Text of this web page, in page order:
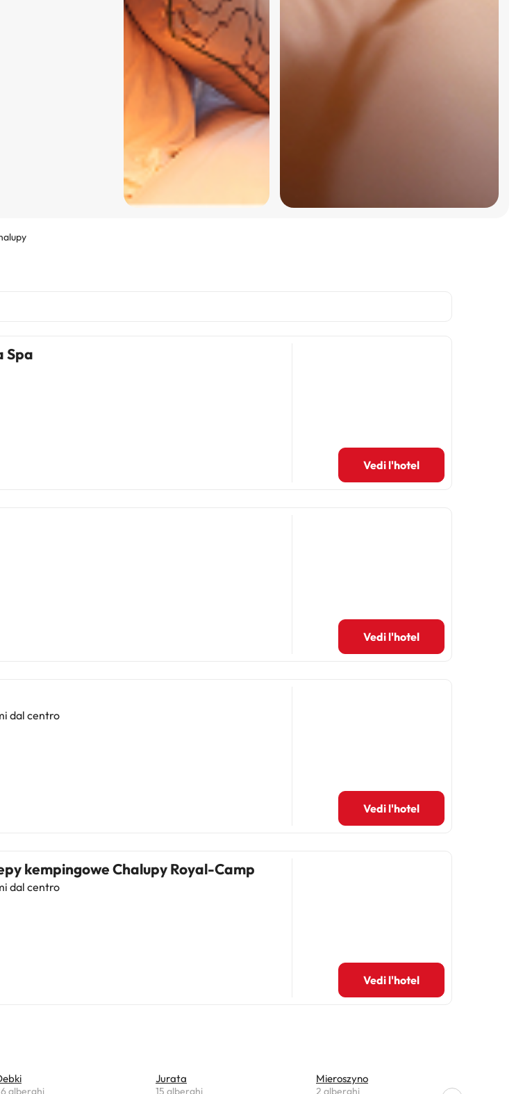
Spa
Vedi l'hotel
Vedi l'hotel
dal centro
Vedi l'hotel
kempingowe Chalupy Royal-Camp
dal centro
Vedi l'hotel
alberghi
Jurata
15 alberghi
Mieroszyno
2 alberghi